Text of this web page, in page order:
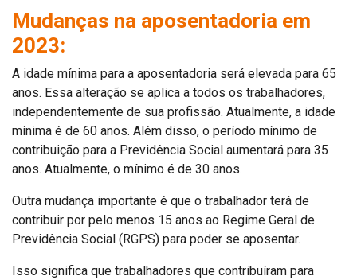
Mudanças na aposentadoria em
2023:
A idade mínima para a aposentadoria será elevada para 65
anos. Essa alteração se aplica a todos os trabalhadores,
independentemente de sua profissão. Atualmente, a idade
mínima é de 60 anos. Além disso, o período mínimo de
contribuição para a Previdência Social aumentará para 35
anos. Atualmente, o mínimo é de 30 anos.
Outra mudança importante é que o trabalhador terá de
contribuir por pelo menos 15 anos ao Regime Geral de
Previdência Social (RGPS) para poder se aposentar.
Isso significa que trabalhadores que contribuíram para